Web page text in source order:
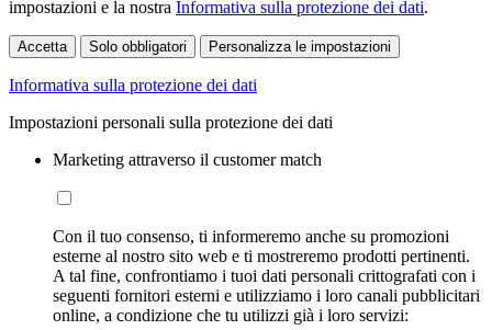
impostazioni e la nostra Informativa sulla protezione dei dati.
Accetta Solo obbligatori Personalizza le impostazioni
Informativa sulla protezione dei dati
Impostazioni personali sulla protezione dei dati
Marketing attraverso il customer match
Con il tuo consenso, ti informeremo anche su promozioni
esterne al nostro sito web e ti mostreremo prodotti pertinenti.
A tal fine, confrontiamo i tuoi dati personali crittografati con i
seguenti fornitori esterni e utilizziamo i loro canali pubblicitari
online, a condizione che tu utilizzi già i loro servizi: